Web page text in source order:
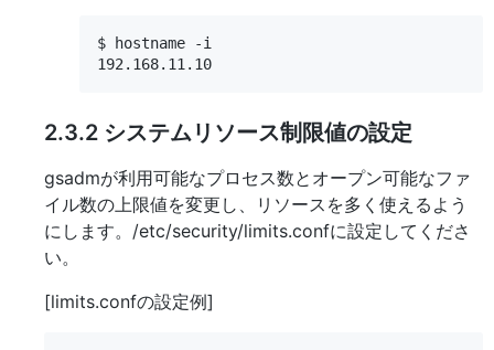
$ hostname -i
2.3.2 システムリソース制限値の設定
gsadmが利用可能なプロセス数とオープン可能なファ
イル数の上限値を変更し、リソースを多く使えるよう
にします。/etc/security/limits.confに設定してくださ
い。
[limits.confの設定例]